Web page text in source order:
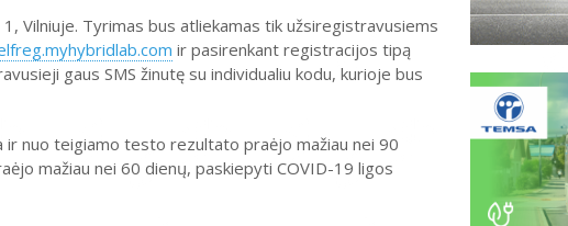
Vilniuje. Tyrimas bus atliekamas tik užsiregistravusiems
ir pasirenkant registracijos tipą
gaus SMS žinutę su individualiu kodu, kurioje bus
nuo teigiamo testo rezultato praėjo mažiau nei 90
mažiau nei 60 dienų, paskiepyti COVID-19 ligos